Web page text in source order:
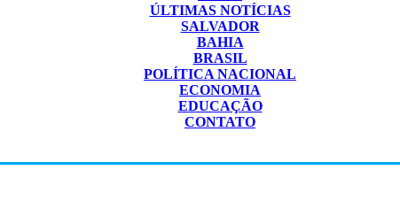
ÚLTIMAS NOTÍCIAS
SALVADOR
BAHIA
BRASIL
POLÍTICA NACIONAL
ECONOMIA
EDUCAÇÃO
CONTATO